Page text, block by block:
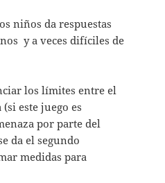
niños da respuestas
y a veces difíciles de
los límites entre el
este juego es
por parte del
da el segundo
medidas para